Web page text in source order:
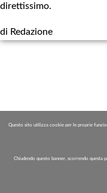
Questo sito utilizza cookie per le proprie
Chiudendo questo banner, scorrendo questa
direttissimo.
di Redazione